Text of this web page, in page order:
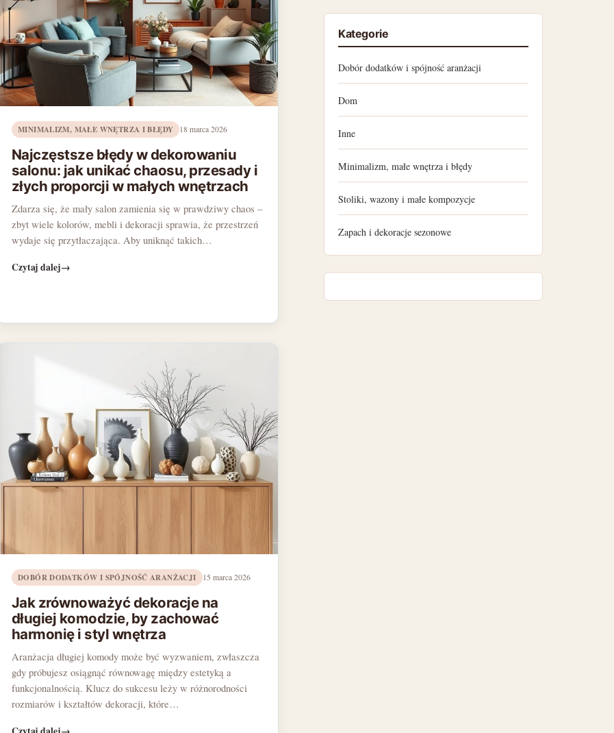
MINIMALIZM, MAŁE WNĘTRZA I BŁĘDY 18 marca 2026
Najczęstsze błędy w dekorowaniu
salonu: jak unikać chaosu, przesady i
złych proporcji w małych wnętrzach
Zdarza się, że mały salon zamienia się w prawdziwy chaos –
zbyt wiele kolorów, mebli i dekoracji sprawia, że przestrzeń
wydaje się przytłaczająca. Aby uniknąć takich…
Czytaj dalej→
DOBÓR DODATKÓW I SPÓJNOŚĆ ARANŻACJI 15 marca 2026
Jak zrównoważyć dekoracje na
długiej komodzie, by zachować
harmonię i styl wnętrza
Aranżacja długiej komody może być wyzwaniem, zwłaszcza
gdy próbujesz osiągnąć równowagę między estetyką a
funkcjonalnością. Klucz do sukcesu leży w różnorodności
rozmiarów i kształtów dekoracji, które…
wrzesień 2022
sierpień 2022
lipiec 2022
czerwiec 2022
maj 2022
kwiecień 2022
marzec 2022
Kategorie
Dobór dodatków i spójność aranżacji
Dom
Inne
Minimalizm, małe wnętrza i błędy
Stoliki, wazony i małe kompozycje
Zapach i dekoracje sezonowe